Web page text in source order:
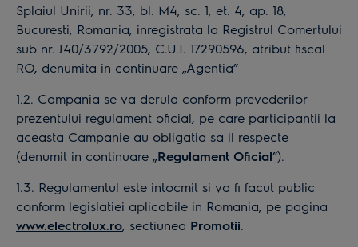
Splaiul Unirii, nr. 33, bl. M4, sc. 1, et. 4, ap. 18,
Bucuresti, Romania, inregistrata la Registrul Comertului
sub nr. J40/3792/2005, C.U.I. 17290596, atribut fiscal
RO, denumita in continuare „Agentia”
1.2. Campania se va derula conform prevederilor
prezentului regulament oficial, pe care participantii la
aceasta Campanie au obligatia sa il respecte
(denumit in continuare „Regulament Oficial”).
1.3. Regulamentul este intocmit si va fi facut public
conform legislatiei aplicabile in Romania, pe pagina
www.electrolux.ro, sectiunea Promotii.